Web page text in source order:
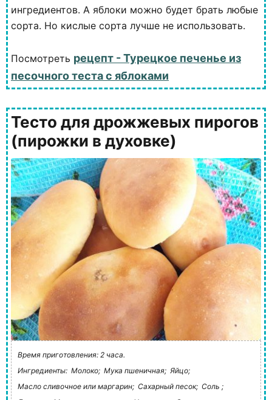
ингредиентов. А яблоки можно будет брать любые
сорта. Но кислые сорта лучше не использовать.
Посмотреть рецепт - Турецкое печенье из
песочного теста с яблоками
Тесто для дрожжевых пирогов
(пирожки в духовке)
Время приготовления: 2 часа.
Ингредиенты: Молоко; Мука пшеничная; Яйцо;
Масло сливочное или маргарин; Сахарный песок; Соль ;